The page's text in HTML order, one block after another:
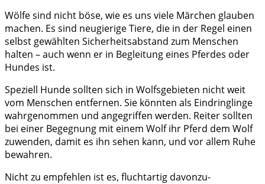
Wölfe sind nicht böse, wie es uns viele Märchen glauben
machen. Es sind neugierige Tiere, die in der Regel einen
selbst gewählten Sicherheitsabstand zum Menschen
halten – auch wenn er in Begleitung eines Pferdes oder
Hundes ist.
Speziell Hunde sollten sich in Wolfsgebieten nicht weit
vom Menschen entfernen. Sie könnten als Eindringlinge
wahrgenommen und angegriffen werden. Reiter sollten
bei einer Begegnung mit einem Wolf ihr Pferd dem Wolf
zuwenden, damit es ihn sehen kann, und vor allem Ruhe
bewahren.
Nicht zu empfehlen ist es, fluchtartig davonzu-